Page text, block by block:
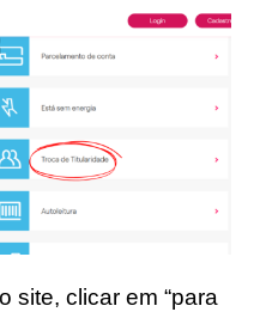
site, clicar em “para